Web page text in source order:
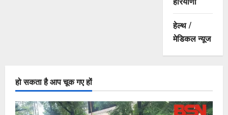
हेल्थ /
मेडिकल न्यूज
हो सकता है आप चूक गए हों